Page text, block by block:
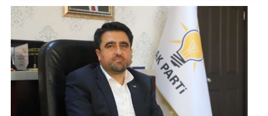
BELEDİYELER
SAĞLIK
SİYASET
EĞİTİM